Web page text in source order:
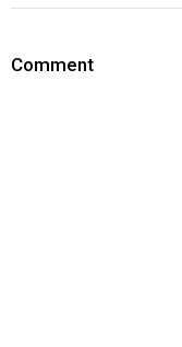
Comment